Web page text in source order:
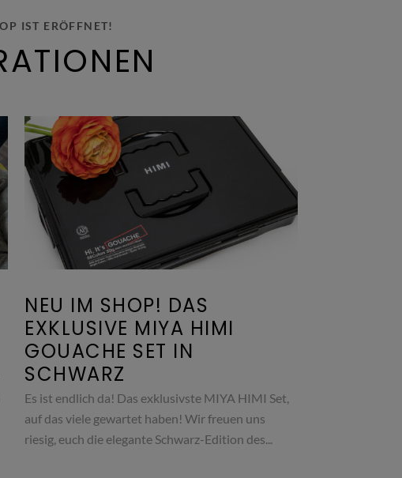
IST ERÖFFNET!
NEU IM SHOP! DAS
EXKLUSIVE MIYA HIMI
GOUACHE SET IN
SCHWARZ
Es ist endlich da! Das exklusivste MIYA HIMI Set,
auf das viele gewartet haben! Wir freuen uns
riesig, euch die elegante Schwarz-Edition des...